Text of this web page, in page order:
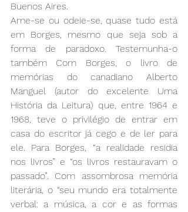
Buenos Aires.
Ame-se ou odeie-se, quase tudo está
em Borges, mesmo que seja sob a
forma de paradoxo. Testemunha-o
também Com Borges, o livro de
memórias do canadiano Alberto
Manguel (autor do excelente Uma
História da Leitura) que, entre 1964 e
1968, teve o privilégio de entrar em
casa do escritor já cego e de ler para
ele. Para Borges, “a realidade residia
nos livros” e “os livros restauravam o
passado”. Com assombrosa memória
literária, o “seu mundo era totalmente
verbal: a música, a cor e as formas